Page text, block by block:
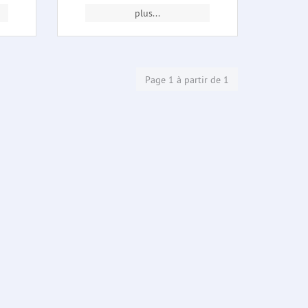
plus...
Page 1 à partir de 1